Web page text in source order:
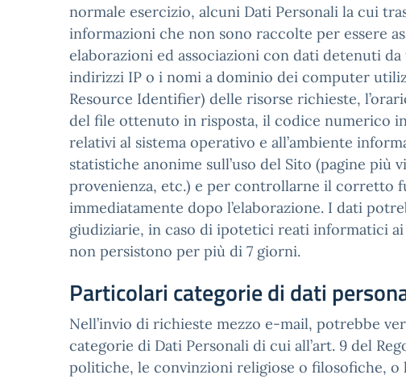
normale esercizio, alcuni Dati Personali la cui
informazioni che non sono raccolte per essere
elaborazioni ed associazioni con dati detenuti
indirizzi IP o i nomi a dominio dei computer
Resource Identifier) delle risorse richieste,
del file ottenuto in risposta, il codice numerico
relativi al sistema operativo e all’ambiente
statistiche anonime sull’uso del Sito (pagine
provenienza, etc.) e per controllarne il corretto
immediatamente dopo l’elaborazione. I dati
giudiziarie, in caso di ipotetici reati informatici
non persistono per più di 7 giorni.
Particolari categorie di dati
Nell’invio di richieste mezzo e-mail, potrebbe
categorie di Dati Personali di cui all’art. 9 del
politiche, le convinzioni religiose o filosofiche, o